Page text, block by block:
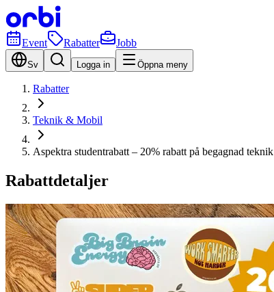
Event Rabatter Jobb
Sv Logga in Öppna meny
Rabatter
Teknik & Mobil
Aspektra studentrabatt – 20% rabatt på begagnad teknik
Rabattdetaljer